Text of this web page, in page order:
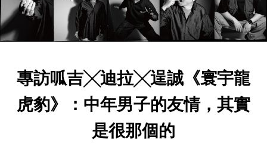
專訪呱吉╳迪拉╳逞誠《寰宇龍
虎豹》：中年男子的友情，其實
是很那個的